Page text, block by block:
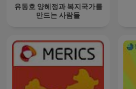
유동호 양혜정과 복지국가를
만드는 사람들